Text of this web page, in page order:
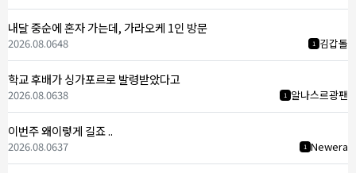
내달 중순에 혼자 가는데, 가라오케 1인 방문
1 김갑돌
2026.08.0648
학교 후배가 싱가포르로 발령받았다고
1 알나스르광팬
2026.08.0638
이번주 왜이렇게 길죠 ..
1 Newera
2026.08.0637